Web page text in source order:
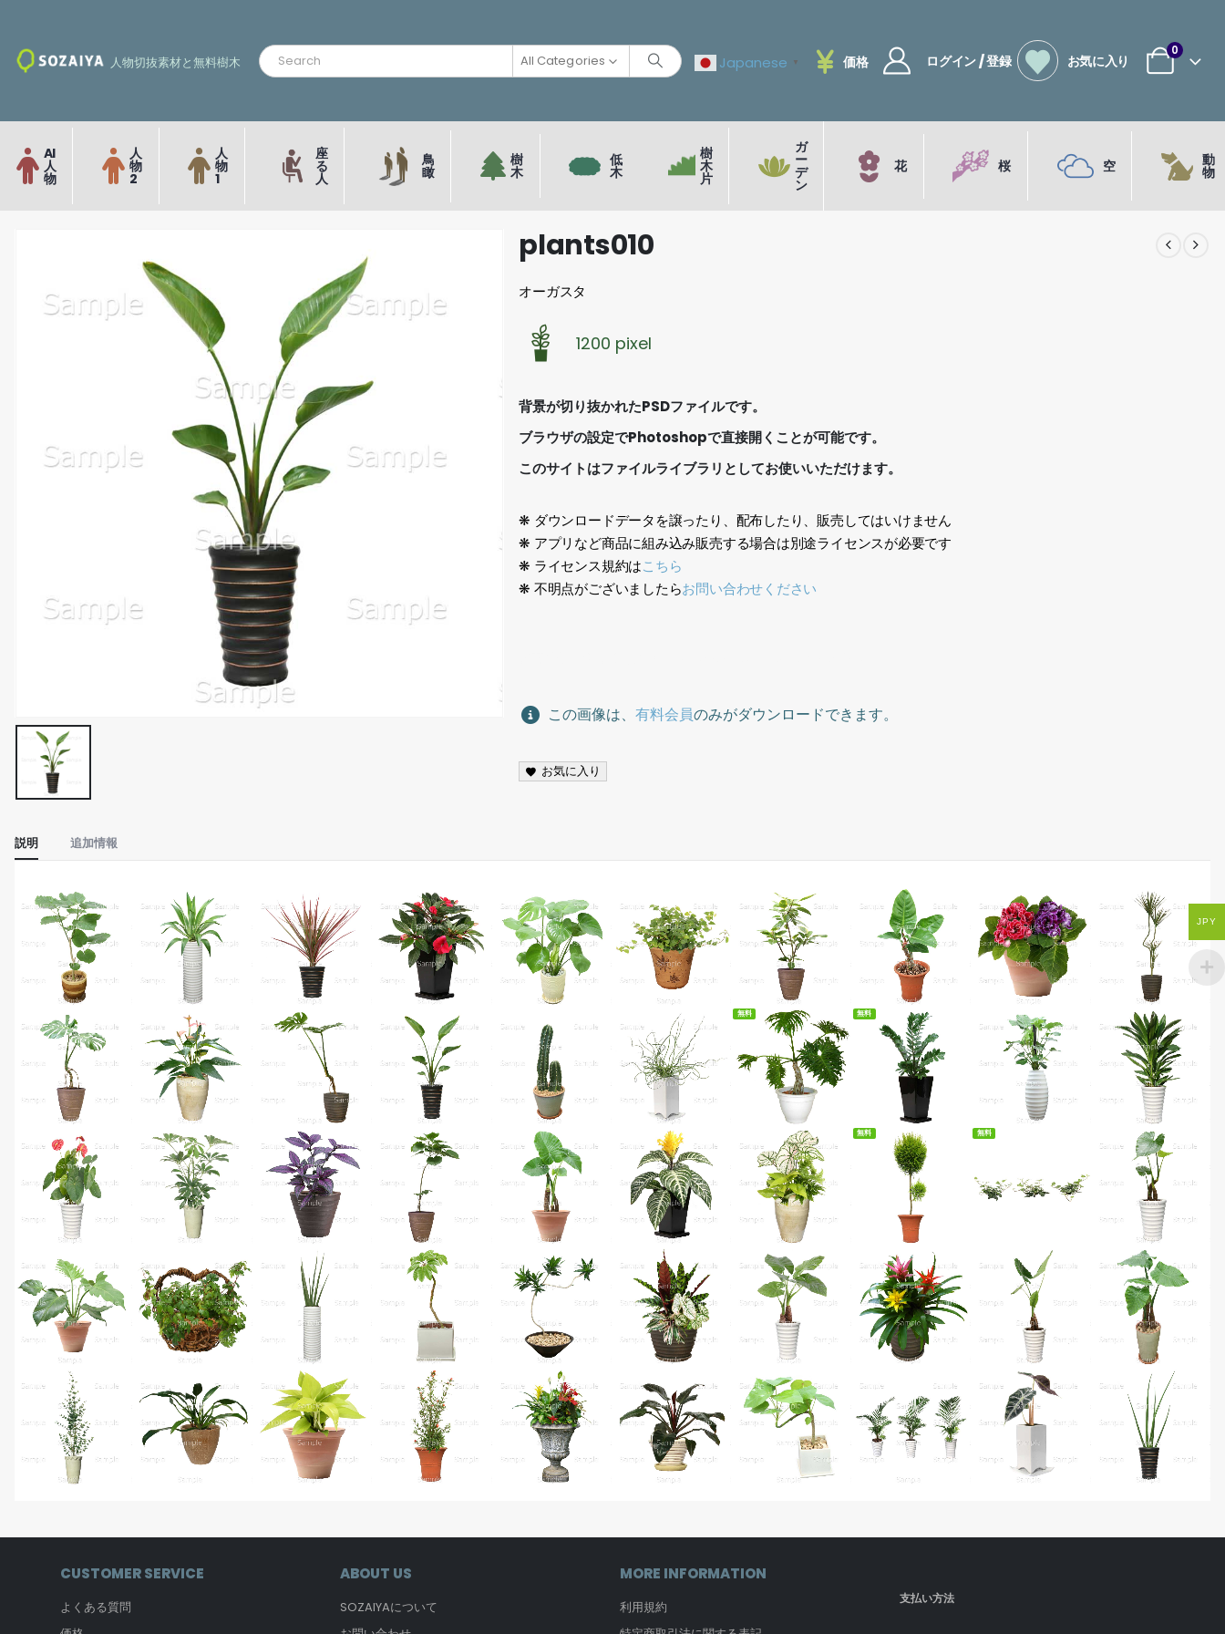
人物切抜素材と無料樹木 All Categories Japanese ▼ 価格 ログイン / 登録 お気に入り
0
AI
人
物
人
物
2
人
物
1
座
る
人
鳥
瞰
樹
木
低
木
樹
木
片
ガ
ー
デ
ン
花 桜 空 動
物
plants010
オーガスタ
1200 pixel
背景が切り抜かれたPSDファイルです。
ブラウザの設定でPhotoshopで直接開くことが可能です。
このサイトはファイルライブラリとしてお使いいただけます。
❋ ダウンロードデータを譲ったり、配布したり、販売してはいけません
❋ アプリなど商品に組み込み販売する場合は別途ライセンスが必要です
❋ ライセンス規約はこちら
❋ 不明点がございましたらお問い合わせください
この画像は、有料会員のみがダウンロードできます。
お気に入り
説明 追加情報
無料
無料ダウンロード
無料
無料ダウンロード
無料
無料ダウンロード
無料
無料ダウンロード
CUSTOMER SERVICE
よくある質問
ABOUT US
SOZAIYAについて
MORE INFORMATION
利用規約
支払い方法
JPY